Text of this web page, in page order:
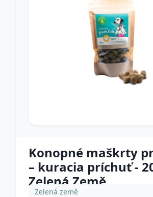
Konopné maškrty
– kuracia príchuť -
Zelená Země
Zelená země